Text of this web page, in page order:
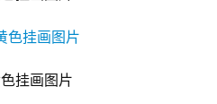
挂画图片